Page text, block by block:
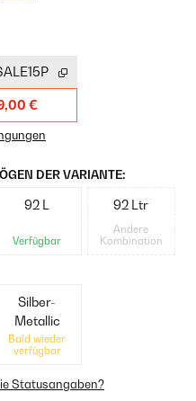
€
DER VARIANTE:
92 L
Verfügbar
92 Ltr
Andere
Kombination
Silber-
Metallic
Bald wieder
verfügbar
Statusangaben?